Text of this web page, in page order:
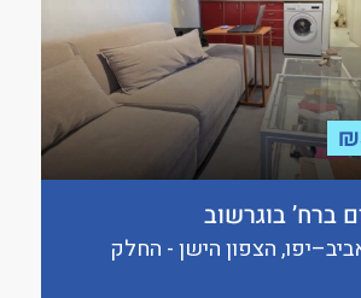
הצפון הישן - החלק